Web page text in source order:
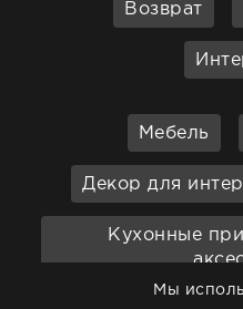
Возврат
Мебель
Декор для
Кухонные
Мы